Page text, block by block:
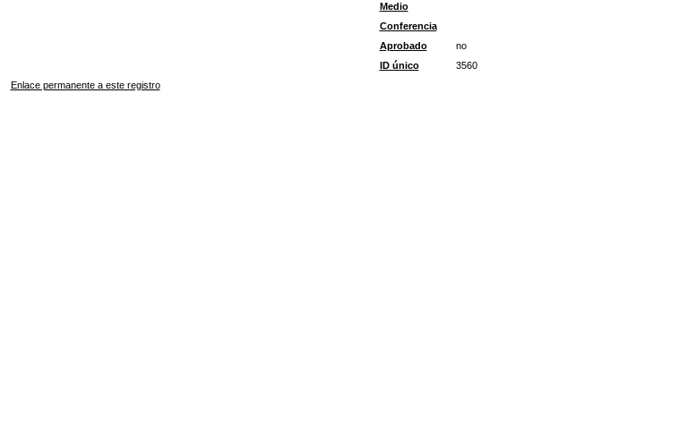
Medio
Conferencia
Aprobado
no
ID único
3560
Enlace permanente a este registro